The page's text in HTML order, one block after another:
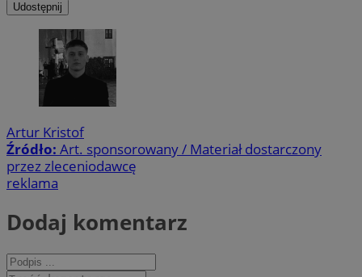
Udostępnij
Artur Kristof
Źródło: Art. sponsorowany / Materiał dostarczony
przez zleceniodawcę
reklama
Dodaj komentarz